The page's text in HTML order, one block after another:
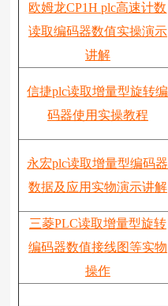
欧姆龙CP1H plc高速计数
读取编码器数值实操演示
讲解
信捷plc读取增量型旋转编
码器使用实操教程
永宏plc读取增量型编码器
数据及应用实物演示讲解
三菱PLC读取增量型旋转
编码器数值接线图等实物
操作